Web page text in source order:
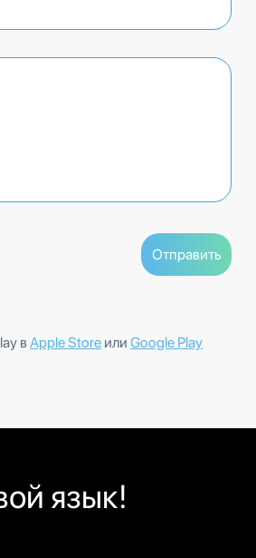
в Apple Store или Google Play
язык!